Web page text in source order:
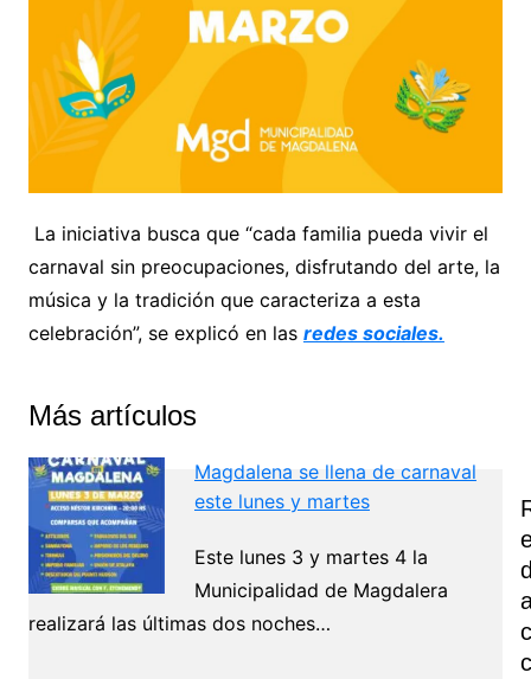
La iniciativa busca que “cada familia pueda vivir el
carnaval sin preocupaciones, disfrutando del arte, la
música y la tradición que caracteriza a esta
celebración”, se explicó en las redes sociales.
Más artículos
Magdalena se llena de carnaval
este lunes y martes
Este lunes 3 y martes 4 la
Municipalidad de Magdalera
realizará las últimas dos noches…